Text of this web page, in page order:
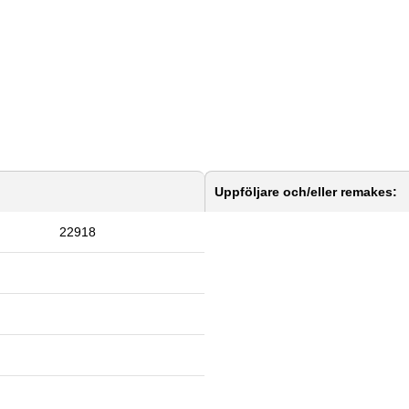
22918
Uppföljare och/eller remakes: